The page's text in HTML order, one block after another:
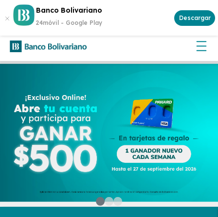
Banco Bolivariano
24móvil - Google Play
Descargar
¡Gana $500 cada semana!Abre tu cuenta y participa.Aplican
términos y condiciones